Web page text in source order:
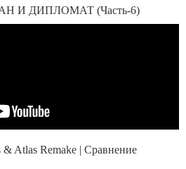
И ДИПЛОМАТ (Часть-6)
Atlas Remake | Сравнение